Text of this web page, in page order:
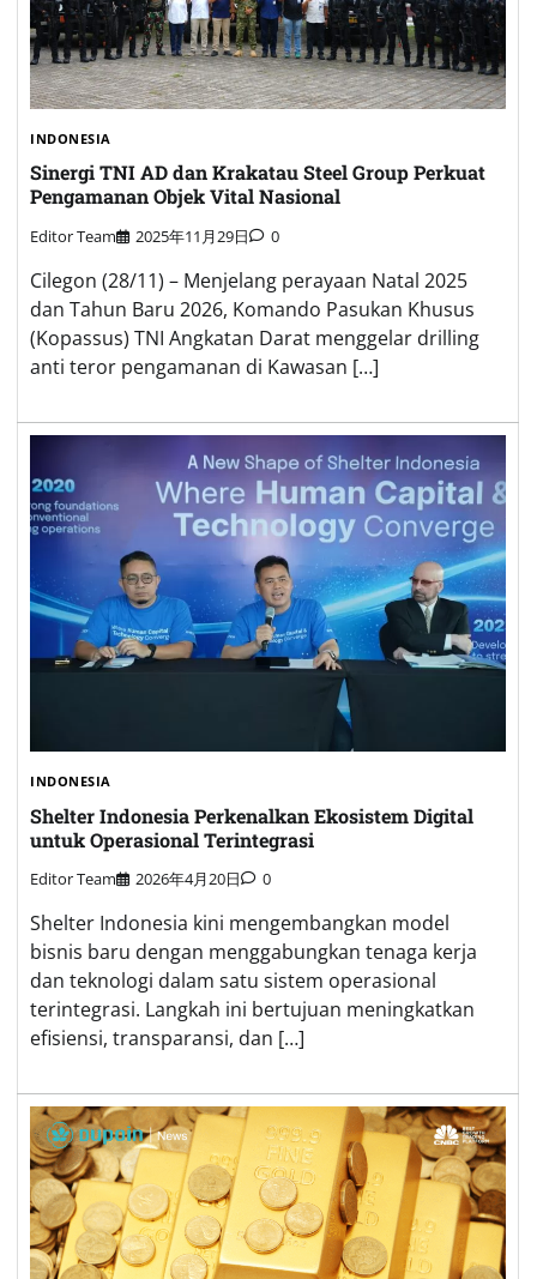
INDONESIA
Sinergi TNI AD dan Krakatau Steel Group Perkuat
Pengamanan Objek Vital Nasional
Editor Team 2025年11月29日 0
Cilegon (28/11) – Menjelang perayaan Natal 2025
dan Tahun Baru 2026, Komando Pasukan Khusus
(Kopassus) TNI Angkatan Darat menggelar drilling
anti teror pengamanan di Kawasan […]
INDONESIA
Shelter Indonesia Perkenalkan Ekosistem Digital
untuk Operasional Terintegrasi
Editor Team 2026年4月20日 0
Shelter Indonesia kini mengembangkan model
bisnis baru dengan menggabungkan tenaga kerja
dan teknologi dalam satu sistem operasional
terintegrasi. Langkah ini bertujuan meningkatkan
efisiensi, transparansi, dan […]